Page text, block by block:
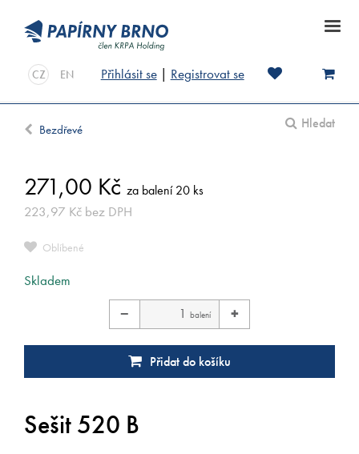
CZ EN Přihlásit se | Registrovat se
Hledat
Bezdřevé
271,00 Kč za balení 20 ks
223,97 Kč bez DPH
Oblíbené
Skladem
− balení +
Přidat do košíku
Sešit 520 B